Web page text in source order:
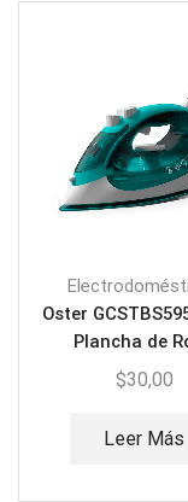
Oster
Plancha de
$30,00
Leer Más